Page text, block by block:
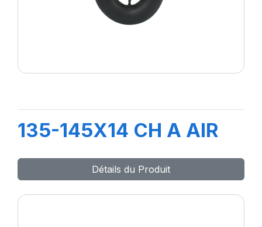
135-145X14 CH A AIR
Détails du Produit